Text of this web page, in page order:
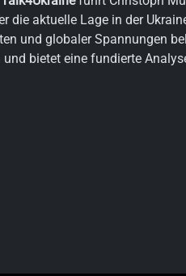
die aktuelle Lage in der
und globaler Spannungen
bietet eine fundierte